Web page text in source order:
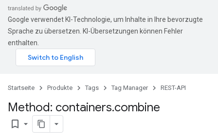
Google verwendet KI-Technologie, um Inhalte in Ihre bevorzugte
Sprache zu übersetzen. KI-Übersetzungen können Fehler
enthalten.
Startseite Produkte Tags Tag Manager REST-API
Method: containers.combine
bookmark_border